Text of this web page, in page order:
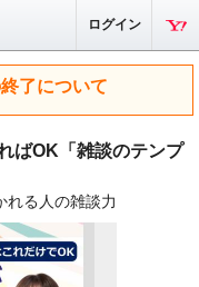
ログイン
了について
ばOK「雑談のテンプ
れる人の雑談力